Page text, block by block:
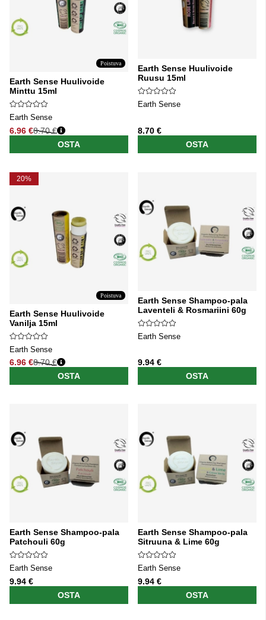
Poistuva
Earth Sense Huulivoide
Minttu 15ml
Earth Sense
6.96 €
Normaali hinta
8.70 €
OSTA
Earth Sense Huulivoide
Ruusu 15ml
Earth Sense
8.70 €
OSTA
20%
Poistuva
Earth Sense Huulivoide
Vanilja 15ml
Earth Sense
6.96 €
Normaali hinta
8.70 €
OSTA
Earth Sense Shampoo-pala
Laventeli & Rosmariini 60g
Earth Sense
9.94 €
OSTA
Earth Sense Shampoo-pala
Patchouli 60g
Earth Sense
9.94 €
OSTA
Earth Sense Shampoo-pala
Sitruuna & Lime 60g
Earth Sense
9.94 €
OSTA